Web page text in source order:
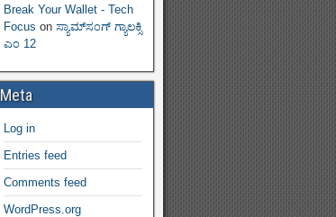
Break Your Wallet - Tech
Focus on ಸ್ಯಾಮ್‌ಸಂಗ್ ಗ್ಯಾಲಕ್ಸಿ
ಎಂ 12
Meta
Log in
Entries feed
Comments feed
WordPress.org